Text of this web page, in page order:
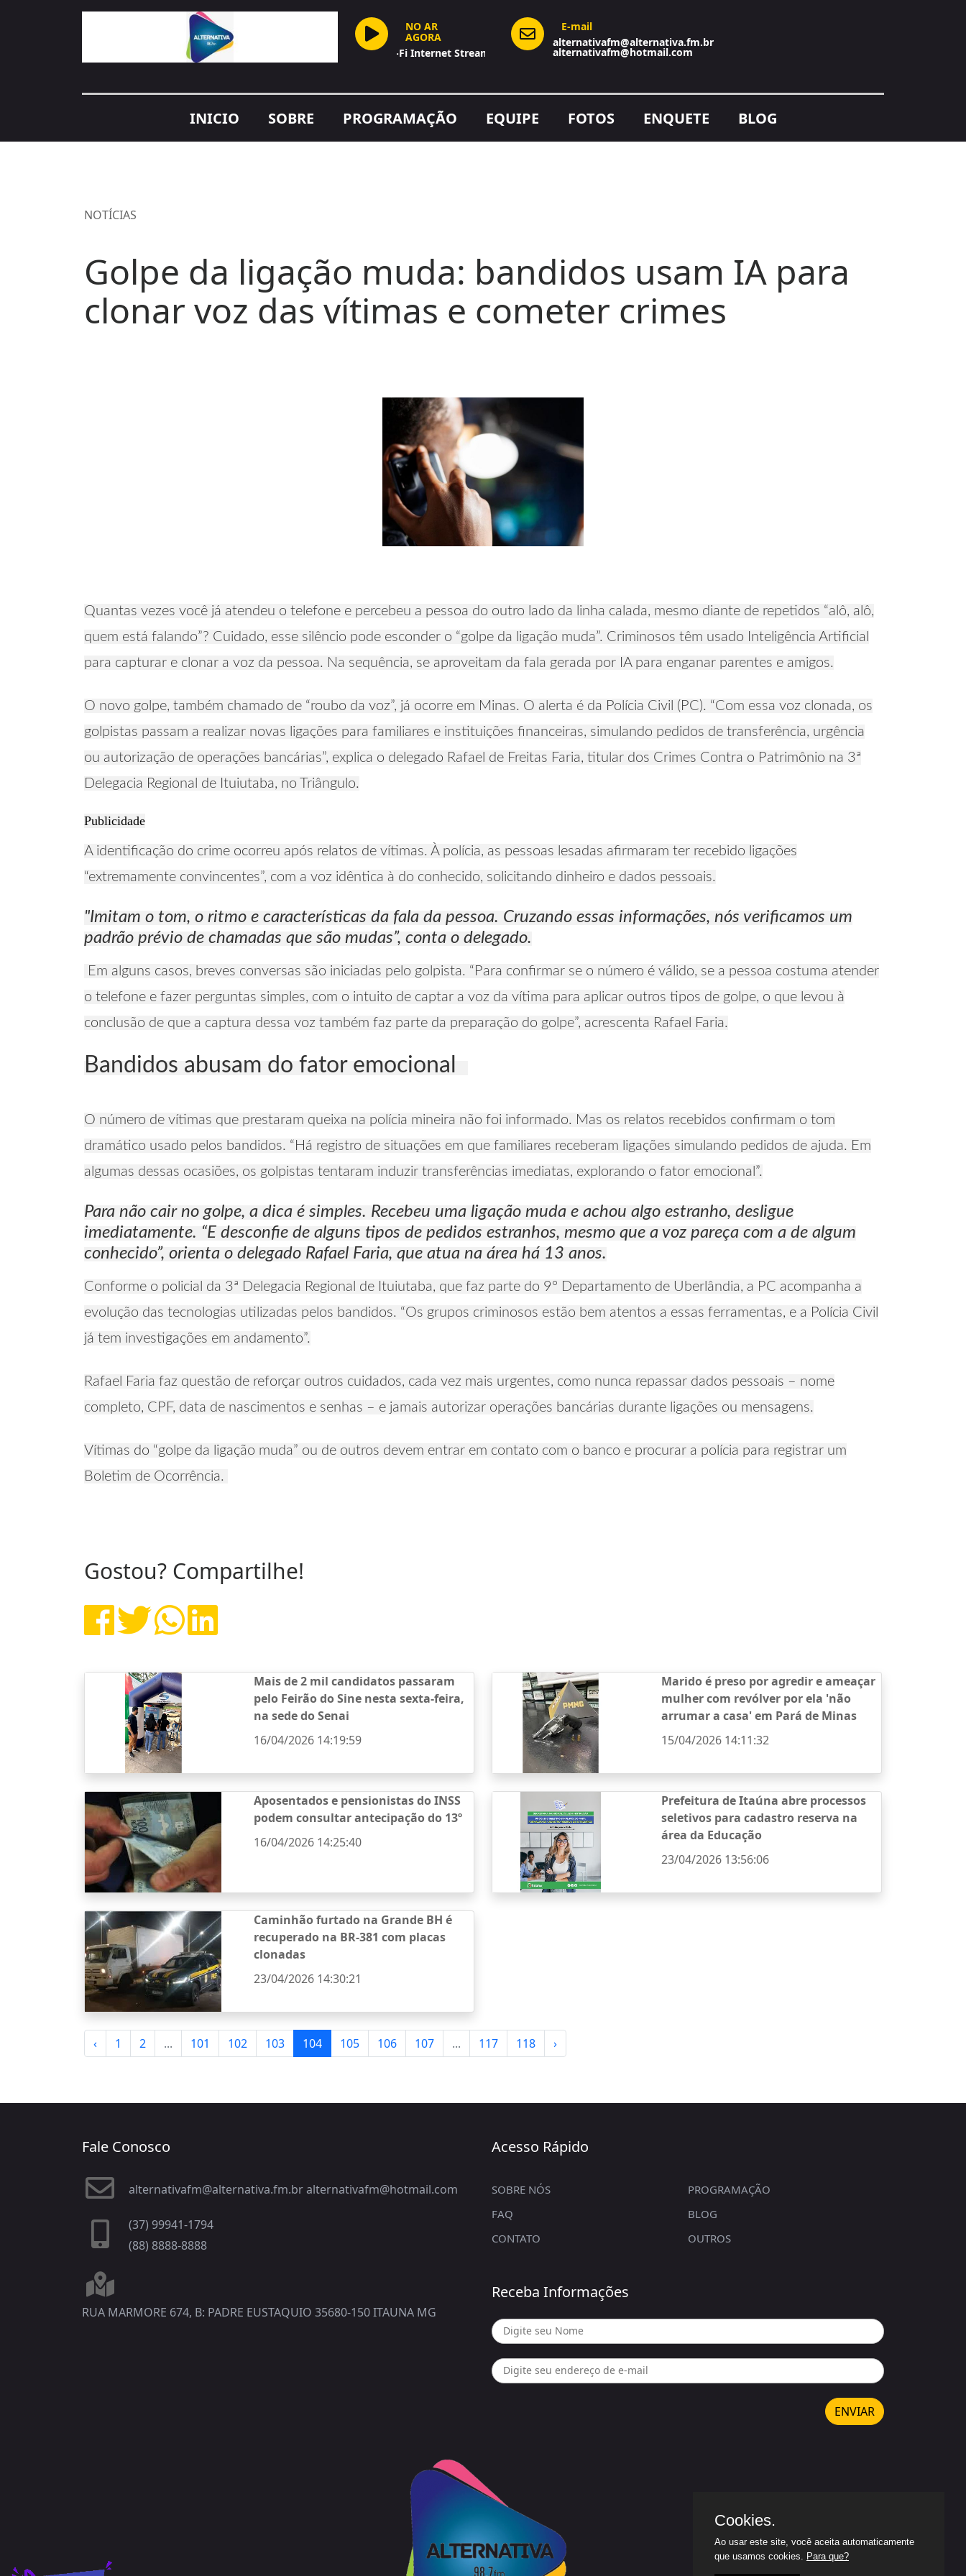
NO AR
AGORA
Hi-Fi Internet Stream
E-mail
alternativafm@alternativa.fm.br
alternativafm@hotmail.com
INICIO SOBRE PROGRAMAÇÃO EQUIPE FOTOS ENQUETE BLOG
NOTÍCIAS
Golpe da ligação muda: bandidos usam IA para
clonar voz das vítimas e cometer crimes
Quantas vezes você já atendeu o telefone e percebeu a pessoa do outro lado da linha calada, mesmo diante de repetidos “alô, alô,
quem está falando”? Cuidado, esse silêncio pode esconder o “golpe da ligação muda”. Criminosos têm usado Inteligência Artificial
para capturar e clonar a voz da pessoa. Na sequência, se aproveitam da fala gerada por IA para enganar parentes e amigos.
O novo golpe, também chamado de “roubo da voz”, já ocorre em Minas. O alerta é da Polícia Civil (PC). “Com essa voz clonada, os
golpistas passam a realizar novas ligações para familiares e instituições financeiras, simulando pedidos de transferência, urgência
ou autorização de operações bancárias”, explica o delegado Rafael de Freitas Faria, titular dos Crimes Contra o Patrimônio na 3ª
Delegacia Regional de Ituiutaba, no Triângulo.
Publicidade
A identificação do crime ocorreu após relatos de vítimas. À polícia, as pessoas lesadas afirmaram ter recebido ligações
“extremamente convincentes”, com a voz idêntica à do conhecido, solicitando dinheiro e dados pessoais.
"Imitam o tom, o ritmo e características da fala da pessoa. Cruzando essas informações, nós verificamos um
padrão prévio de chamadas que são mudas”, conta o delegado.
Em alguns casos, breves conversas são iniciadas pelo golpista. “Para confirmar se o número é válido, se a pessoa costuma atender
o telefone e fazer perguntas simples, com o intuito de captar a voz da vítima para aplicar outros tipos de golpe, o que levou à
conclusão de que a captura dessa voz também faz parte da preparação do golpe”, acrescenta Rafael Faria.
Bandidos abusam do fator emocional
O número de vítimas que prestaram queixa na polícia mineira não foi informado. Mas os relatos recebidos confirmam o tom
dramático usado pelos bandidos. “Há registro de situações em que familiares receberam ligações simulando pedidos de ajuda. Em
algumas dessas ocasiões, os golpistas tentaram induzir transferências imediatas, explorando o fator emocional”.
Para não cair no golpe, a dica é simples. Recebeu uma ligação muda e achou algo estranho, desligue
imediatamente. “E desconfie de alguns tipos de pedidos estranhos, mesmo que a voz pareça com a de algum
conhecido”, orienta o delegado Rafael Faria, que atua na área há 13 anos.
Conforme o policial da 3ª Delegacia Regional de Ituiutaba, que faz parte do 9º Departamento de Uberlândia, a PC acompanha a
evolução das tecnologias utilizadas pelos bandidos. “Os grupos criminosos estão bem atentos a essas ferramentas, e a Polícia Civil
já tem investigações em andamento”.
Rafael Faria faz questão de reforçar outros cuidados, cada vez mais urgentes, como nunca repassar dados pessoais – nome
completo, CPF, data de nascimentos e senhas – e jamais autorizar operações bancárias durante ligações ou mensagens.
Vítimas do “golpe da ligação muda” ou de outros devem entrar em contato com o banco e procurar a polícia para registrar um
Boletim de Ocorrência.
Gostou? Compartilhe!
Mais de 2 mil candidatos passaram
pelo Feirão do Sine nesta sexta-feira,
na sede do Senai
16/04/2026 14:19:59
Marido é preso por agredir e ameaçar
mulher com revólver por ela 'não
arrumar a casa' em Pará de Minas
15/04/2026 14:11:32
Aposentados e pensionistas do INSS
podem consultar antecipação do 13º
16/04/2026 14:25:40
Prefeitura de Itaúna abre processos
seletivos para cadastro reserva na
área da Educação
23/04/2026 13:56:06
Caminhão furtado na Grande BH é
recuperado na BR-381 com placas
clonadas
23/04/2026 14:30:21
‹ 1 2 ... 101 102 103 104 105 106 107 ... 117 118 ›
Fale Conosco
alternativafm@alternativa.fm.br alternativafm@hotmail.com
(37) 99941-1794
(88) 8888-8888
RUA MARMORE 674, B: PADRE EUSTAQUIO 35680-150 ITAUNA MG
Acesso Rápido
SOBRE NÓS
PROGRAMAÇÃO
FAQ
BLOG
CONTATO
OUTROS
Receba Informações
ENVIAR
Cookies.
Ao usar este site, você aceita automaticamente
que usamos cookies. Para que?